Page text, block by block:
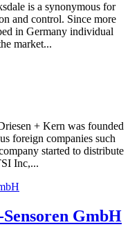
is a synonymous for
and control. Since more
in Germany individual
market...
+ Kern was founded
foreign companies such
started to distribute
Inc,...
GmbH